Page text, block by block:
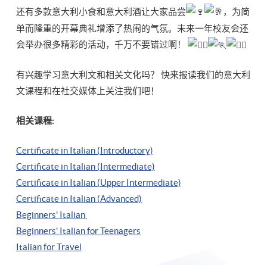
还有多款意大利小食和意大利酒让大家品尝
，为简
单而隆重的开幕典礼增添了热闹的气氛。未来一年校友会还
会举办很多精彩的活动，千万不要错过啊！
有兴趣学习意大利文和相关文化吗？ 快来报读我们的意大利
文课程和在社交媒体上关注我们吧！
相关课程:
Certificate in Italian (Introductory)
Certificate in Italian (Intermediate)
Certificate in Italian (Upper Intermediate)
Certificate in Italian (Advanced)
Beginners' Italian
Beginners' Italianfor Teenagers
Italian for Travel